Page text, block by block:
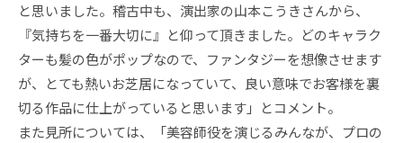
と思いました。稽古中も、演出家の山本こうきさんから、
『気持ちを一番大切に』と仰って頂きました。どのキャラク
ターも髪の色がポップなので、ファンタジーを想像させます
が、とても熱いお芝居になっていて、良い意味でお客様を裏
切る作品に仕上がっていると思います」とコメント。
また見所については、「美容師役を演じるみんなが、プロの